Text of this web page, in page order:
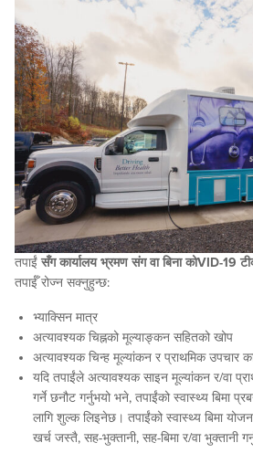
तपाईं सँग कार्यालय भ्रमण संग वा बिना कोVID-19
तपाईँ रोज्न सक्नुहुन्छ:
भ्याक्सिन मात्र
अत्यावश्यक चिह्नको मूल्याङ्कन सहितको खोप
अत्यावश्यक चिन्ह मूल्यांकन र प्राथमिक उपचार
यदि तपाईंले अत्यावश्यक साइन मूल्यांकन र/वा
गर्ने छनौट गर्नुभयो भने, तपाईंको स्वास्थ्य बिमा
लागि शुल्क लिइनेछ। तपाईंको स्वास्थ्य बिमा
खर्च जस्तै, सह-भुक्तानी, सह-बिमा र/वा भुक्तानी